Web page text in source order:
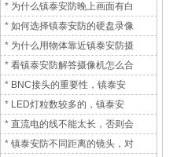
* 为什么镇泰安防晚上画面有白
* 如何选择镇泰安防的硬盘录像
* 为什么用物体靠近镇泰安防摄
* 看镇泰安防解答摄像机怎么合
* BNC接头的重要性，镇泰安
* LED灯粒数较多的，镇泰安
* 直流电的线不能太长，否则会
* 镇泰安防不同距离的镜头，对